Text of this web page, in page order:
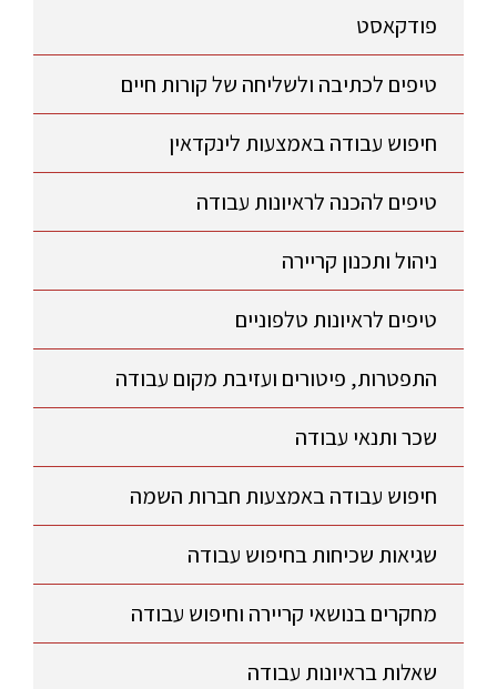
פודקאסט
טיפים לכתיבה ולשליחה של קורות חיים
חיפוש עבודה באמצעות לינקדאין
טיפים להכנה לראיונות עבודה
ניהול ותכנון קריירה
טיפים לראיונות טלפוניים
התפטרות, פיטורים ועזיבת מקום עבודה
שכר ותנאי עבודה
חיפוש עבודה באמצעות חברות השמה
שגיאות שכיחות בחיפוש עבודה
מחקרים בנושאי קריירה וחיפוש עבודה
שאלות בראיונות עבודה